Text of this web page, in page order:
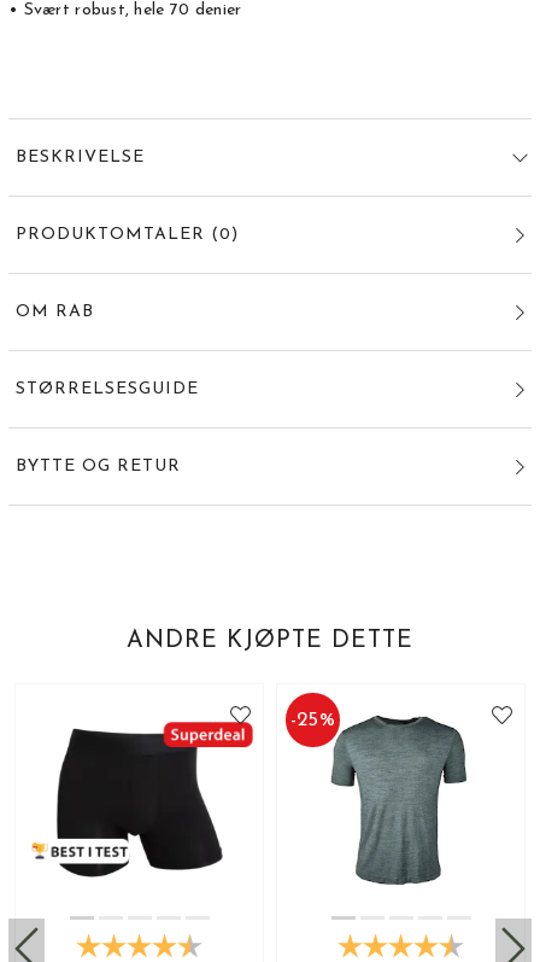
• Svært robust, hele 70 denier
BESKRIVELSE
PRODUKTOMTALER (0 )
OM RAB
STØRRELSESGUIDE
BYTTE OG RETUR
ANDRE KJØPTE DETTE
-25%